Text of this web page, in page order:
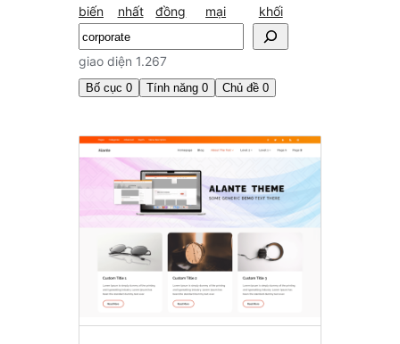
biến
nhất
đồng
mại
khối
Tìm
kiếm
giao diện 1.267
Bố cục 0 Tính năng 0 Chủ đề 0
Kết
quả
kiếm